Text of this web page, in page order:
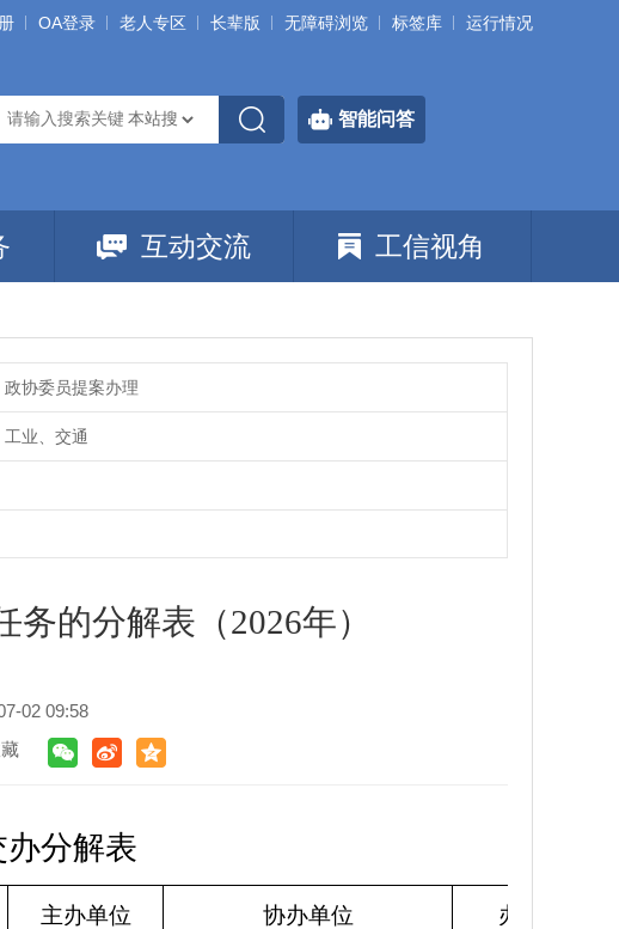
OA登录 老人专区 长辈版 无障碍浏览 标签库 运行情况
智能问答
互动交流 工信视角
政协委员提案办理
工业、交通
的分解表（2026年）
02 09:58
分解表
主办单位 协办单位 办理科室